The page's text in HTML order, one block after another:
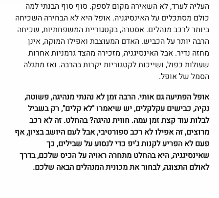
העליה לערד, לא השאירה מקום לספק. סוף סוף הבנתי למה
כולם מסתכלים על האינסיגניה. אופל היא לא הבחירה השכיחה
ביותר לרכב מנהלים. אסטרה, בקטגוריית המשפחתיות, שכיחה
הרבה יותר על הכביש. האדם המעוצבת ואפילו המוקה, אינן
מחזה נדיר. אבל האינסיגניה, מזכירה מהצד גרמניות אחרות
שעולות כפול, ושייכות לקטגוריות יקרות בהרבה. ואז מתגלה
הסמל של אופל.
אופל הפתיעה גם אותי. הרבה זמן לא נהנתי מנהיגה, פשוטה,
נקיה, כבישים עקלקלים, יש שיאמרו "לא קלים", רק בשביל
לבלות עוד קצת זמן עמה. חווית נהיגה? בהחלט. זה לא רכב
מרוצים, זה אפילו לא רכב ספורטיבי, אבל לעם היושב בציון, אף
פעם לא הפריע לקנות ג'יפ כדי לנסוע על שבילים, כך
שאינסיגניה, היא בהחלט מתחרה ראויה על הכיס שלכם, בדרך
לאולם התצוגה, לבחור את מכונית המנהלים הבאה שלכם.